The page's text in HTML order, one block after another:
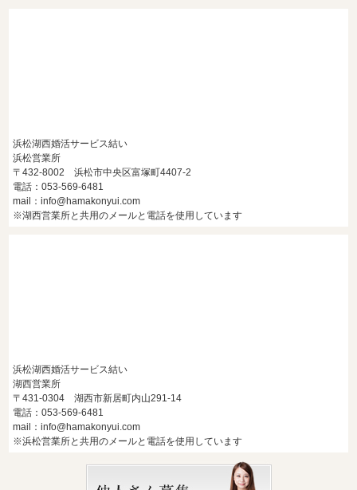
浜松湖西婚活サービス結い
浜松営業所
〒432-8002 浜松市中央区富塚町4407-2
電話：053-569-6481
mail：info@hamakonyui.com
※湖西営業所と共用のメールと電話を使用しています
浜松湖西婚活サービス結い
湖西営業所
〒431-0304 湖西市新居町内山291-14
電話：053-569-6481
mail：info@hamakonyui.com
※浜松営業所と共用のメールと電話を使用しています